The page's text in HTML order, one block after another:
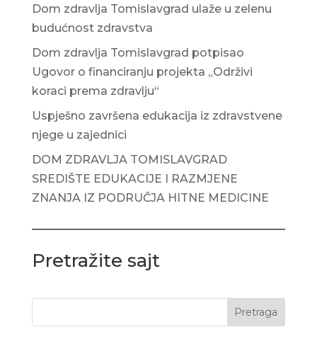
Dom zdravlja Tomislavgrad ulaže u zelenu
budućnost zdravstva
Dom zdravlja Tomislavgrad potpisao
Ugovor o financiranju projekta „Održivi
koraci prema zdravlju“
Uspješno završena edukacija iz zdravstvene
njege u zajednici
DOM ZDRAVLJA TOMISLAVGRAD
SREDIŠTE EDUKACIJE I RAZMJENE
ZNANJA IZ PODRUČJA HITNE MEDICINE
Pretražite sajt
Pretraga